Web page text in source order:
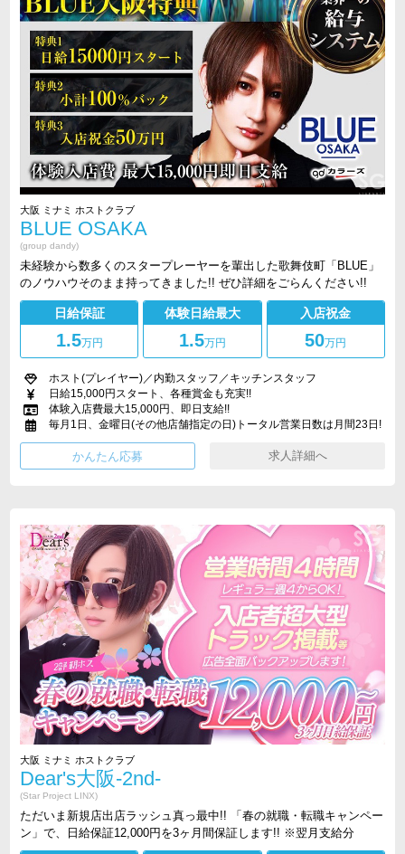
大阪 ミナミ ホストクラブ
BLUE OSAKA
(group dandy)
未経験から数多くのスタープレーヤーを輩出した歌舞伎町「BLUE」
のノウハウそのまま持ってきました!! ぜひ詳細をごらんください!!
日給保証
1.5万円
体験日給最大
1.5万円
入店祝金
50万円
ホスト(プレイヤー)／内勤スタッフ／キッチンスタッフ
日給15,000円スタート、各種賞金も充実!!
体験入店費最大15,000円、即日支給!!
毎月1日、金曜日(その他店舗指定の日)トータル営業日数は月間23日!
求人詳細へ
大阪 ミナミ ホストクラブ
Dear's大阪-2nd-
(Star Project LINX)
ただいま新規店出店ラッシュ真っ最中!! 「春の就職・転職キャンペー
ン」で、日給保証12,000円を3ヶ月間保証します!! ※翌月支給分